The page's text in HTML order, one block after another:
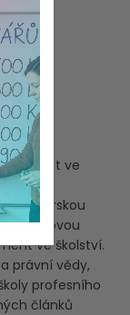
15 let ve
lektorskou
ve školství.
právní vědy,
profesního
článků